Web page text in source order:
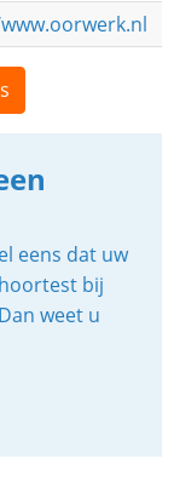
eens dat uw
bij
weet u